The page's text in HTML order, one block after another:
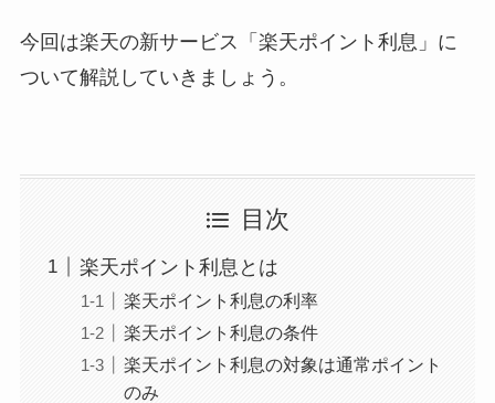
今回は楽天の新サービス「楽天ポイント利息」に
ついて解説していきましょう。
目次
楽天ポイント利息とは
楽天ポイント利息の利率
楽天ポイント利息の条件
楽天ポイント利息の対象は通常ポイント
のみ